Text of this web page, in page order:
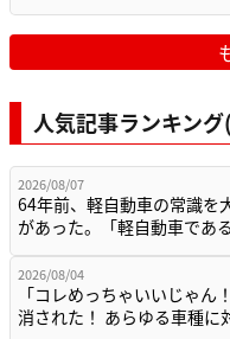
人気記事ランキン
2026/08/07
64年前、軽自動車の常識を
があった。「軽自動車であ
2026/08/04
「コレめっちゃいいじゃん
消された！ あらゆる車種